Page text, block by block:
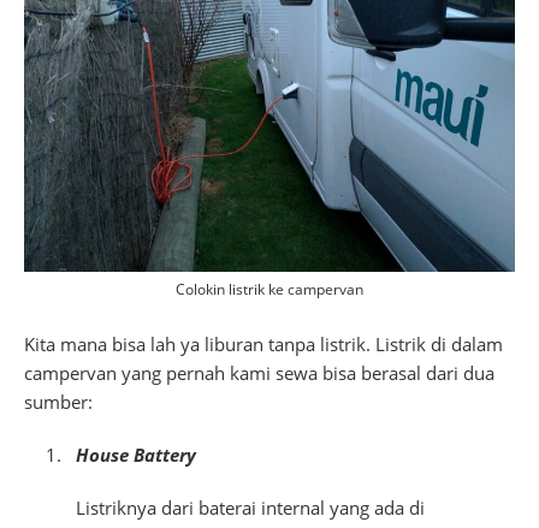
Colokin listrik ke campervan
Kita mana bisa lah ya liburan tanpa listrik. Listrik di dalam
campervan yang pernah kami sewa bisa berasal dari dua
sumber:
House Battery
Listriknya dari baterai internal yang ada di